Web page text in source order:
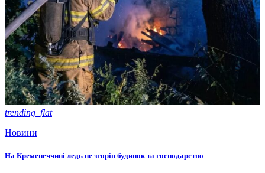
trending_flat
Новини
На Кременеччині ледь не згорів будинок та господарство